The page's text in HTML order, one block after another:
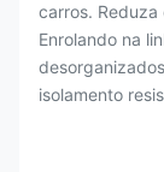
carros. Reduza
Enrolando na
isolamento